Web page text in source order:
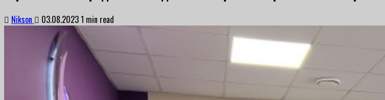
Nikson 03.08.20231 min read